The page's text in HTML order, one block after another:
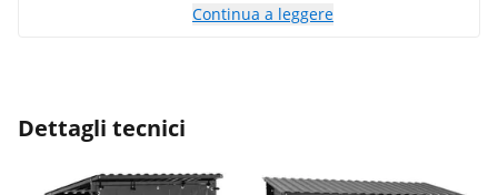
Continua a leggere
Dettagli tecnici